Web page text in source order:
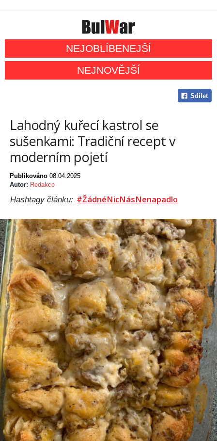
NEJOBLÍBENEJŠÍ
NEJNOVĚJŠÍ
Sdílet
Lahodný kuřecí kastrol se
sušenkami: Tradiční recept v
moderním pojetí
Publikováno 08.04.2025
Autor: Redakce
Hashtagy článku: #ŽádnéNicNásNenapadlo